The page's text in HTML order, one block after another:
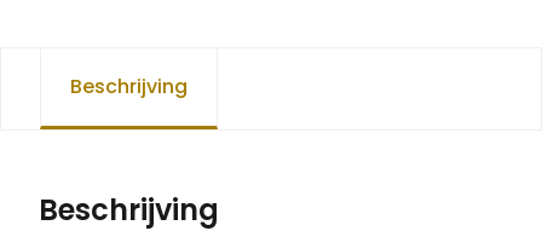
Beschrijving
Beschrijving